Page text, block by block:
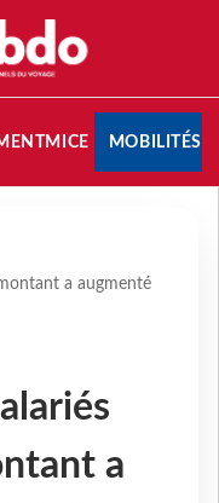
MICE MOBILITÉS
a augmenté
a